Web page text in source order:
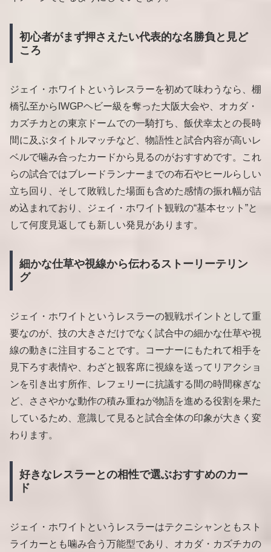
初心者がまず押さえたい代表的な名勝負と見ど
ころ
ジェイ・ホワイトというレスラーを初めて味わうなら、棚
橋弘至からIWGPヘビー級を奪った大阪大会や、オカダ・
カズチカとの東京ドームでの一騎打ち、飯伏幸太との長時
間に及ぶタイトルマッチなど、物語性と試合内容が高いレ
ベルで噛み合ったカードから見るのがおすすめです。これ
らの試合ではブレードランナーまでの布石やヒールらしい
立ち回り、そして敗戦した場面も含めた感情の振れ幅が詰
め込まれており、ジェイ・ホワイト観戦の“基本セット”と
して何度見返しても新しい発見があります。
細かな仕草や視線から伝わるストーリーテリン
グ
ジェイ・ホワイトというレスラーの観戦ポイントとして重
要なのが、技の大きさだけでなく試合中の細かな仕草や視
線の動きに注目することです。コーナーにもたれて相手を
見下ろす表情や、わざと観客席に視線を送ってリアクショ
ンを引き出す所作、レフェリーに抗議する間の時間稼ぎな
ど、ささやかな動作の積み重ねが物語を進める役割を果た
しているため、意識して見ると試合全体の印象が大きく変
わります。
好きなレスラーとの相性で選ぶおすすめのカー
ド
ジェイ・ホワイトというレスラーはテクニシャンともスト
ライカーとも噛み合う万能型であり、オカダ・カズチカの